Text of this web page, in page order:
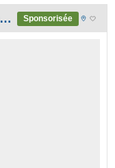
Château de Ribourdin : Chambres d'hôtes de charme en Bourgogne Sponsorisée